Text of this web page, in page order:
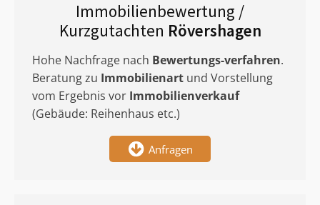
Immobilienbewertung /
Kurzgutachten Rövershagen
Hohe Nachfrage nach Bewertungs-verfahren.
Beratung zu Immobilienart und Vorstellung
vom Ergebnis vor Immobilienverkauf
(Gebäude: Reihenhaus etc.)
Anfragen